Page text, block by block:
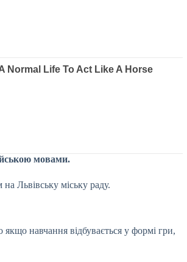
мовами.
Львівську міську раду.
навчання відбувається у формі гри,